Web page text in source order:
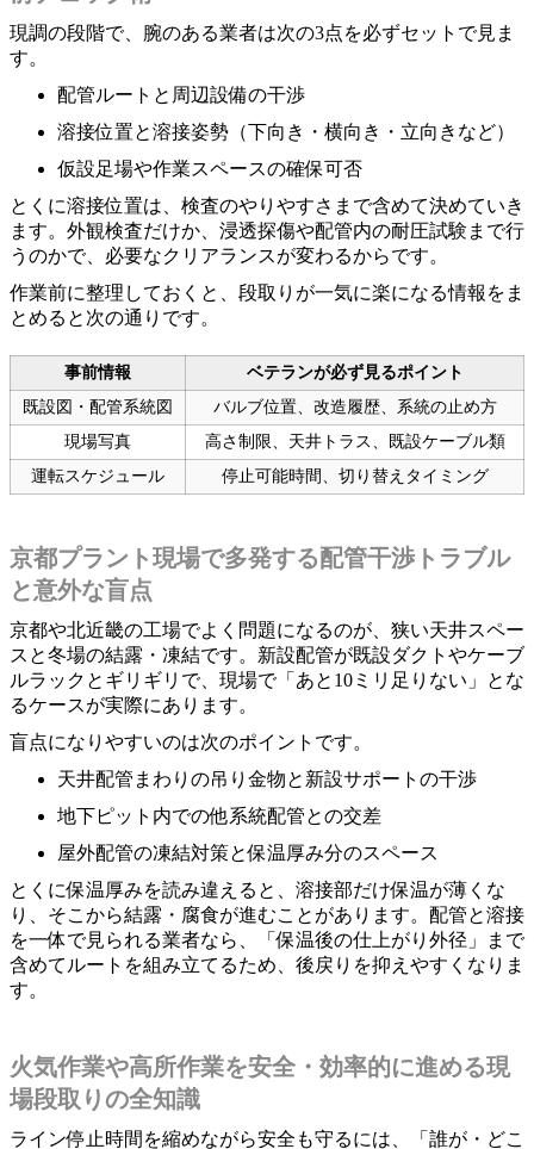
現調の段階で、腕のある業者は次の3点を必ずセットで見ま
す。
配管ルートと周辺設備の干渉
溶接位置と溶接姿勢（下向き・横向き・立向きなど）
仮設足場や作業スペースの確保可否
とくに溶接位置は、検査のやりやすさまで含めて決めていき
ます。外観検査だけか、浸透探傷や配管内の耐圧試験まで行
うのかで、必要なクリアランスが変わるからです。
作業前に整理しておくと、段取りが一気に楽になる情報をま
とめると次の通りです。
事前情報
ベテランが必ず見るポイント
既設図・配管系統図
バルブ位置、改造履歴、系統の止め方
現場写真
高さ制限、天井トラス、既設ケーブル類
運転スケジュール
停止可能時間、切り替えタイミング
京都プラント現場で多発する配管干渉トラブル
と意外な盲点
京都や北近畿の工場でよく問題になるのが、狭い天井スペー
スと冬場の結露・凍結です。新設配管が既設ダクトやケーブ
ルラックとギリギリで、現場で「あと10ミリ足りない」とな
るケースが実際にあります。
盲点になりやすいのは次のポイントです。
天井配管まわりの吊り金物と新設サポートの干渉
地下ピット内での他系統配管との交差
屋外配管の凍結対策と保温厚み分のスペース
とくに保温厚みを読み違えると、溶接部だけ保温が薄くな
り、そこから結露・腐食が進むことがあります。配管と溶接
を一体で見られる業者なら、「保温後の仕上がり外径」まで
含めてルートを組み立てるため、後戻りを抑えやすくなりま
す。
火気作業や高所作業を安全・効率的に進める現
場段取りの全知識
ライン停止時間を縮めながら安全も守るには、「誰が・どこ